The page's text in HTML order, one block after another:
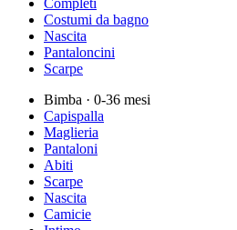
Completi
Costumi da bagno
Nascita
Pantaloncini
Scarpe
Bimba · 0-36 mesi
Capispalla
Maglieria
Pantaloni
Abiti
Scarpe
Nascita
Camicie